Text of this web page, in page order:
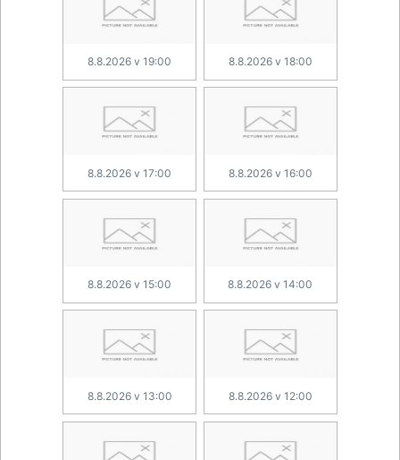
8.8.2026 v 19:00 8.8.2026 v 18:00
8.8.2026 v 17:00 8.8.2026 v 16:00
8.8.2026 v 15:00 8.8.2026 v 14:00
8.8.2026 v 13:00 8.8.2026 v 12:00